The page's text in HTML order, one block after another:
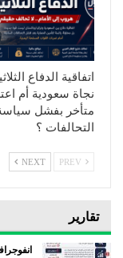
اتفاقية الدفاع
نجاة سعودية أم
متأخر بفشل
التحالفات ؟
NEXT
تقارير